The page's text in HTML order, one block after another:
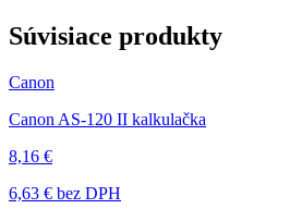
Súvisiace produkty
Canon
Canon AS-120 II kalkulačka
8,16 €
6,63 € bez DPH